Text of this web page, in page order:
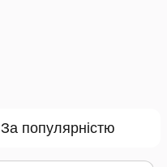
За популярністю